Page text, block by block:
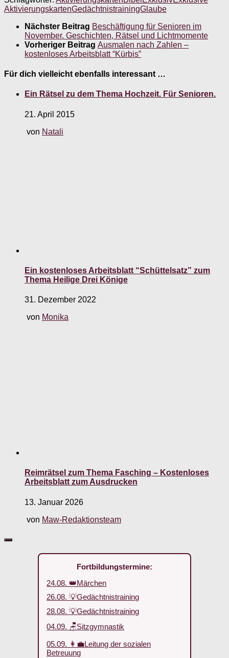
AktivierungskartenGedächtnistrainingGlaube
Nächster Beitrag Beschäftigung für Senioren im
November. Geschichten, Rätsel und Lichtmomente
Vorheriger Beitrag Ausmalen nach Zahlen –
kostenloses Arbeitsblatt “Kürbis”
Für dich vielleicht ebenfalls interessant …
Ein Rätsel zu dem Thema Hochzeit. Für Senioren.
21. April 2015
von Natali
Ein kostenloses Arbeitsblatt “Schüttelsatz” zum
Thema Heilige Drei Könige
31. Dezember 2022
von Monika
Reimrätsel zum Thema Fasching – Kostenloses
Arbeitsblatt zum Ausdrucken
13. Januar 2026
von Maw-Redaktionsteam
Fortbildungstermine:
24.08. 👑Märchen
26.08. 💡Gedächtnistraining
28.08. 💡Gedächtnistraining
04.09. 🪑Sitzgymnastik
05.09. 👩‍💼Leitung der sozialen
Betreuung